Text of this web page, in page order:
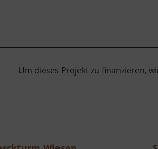
Um dieses Projekt zu finanzieren,